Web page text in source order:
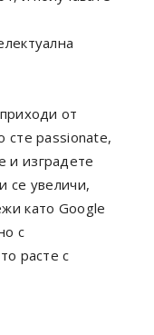
от
сте passionate,
и изградете
се увеличи,
като Google
с
расте с